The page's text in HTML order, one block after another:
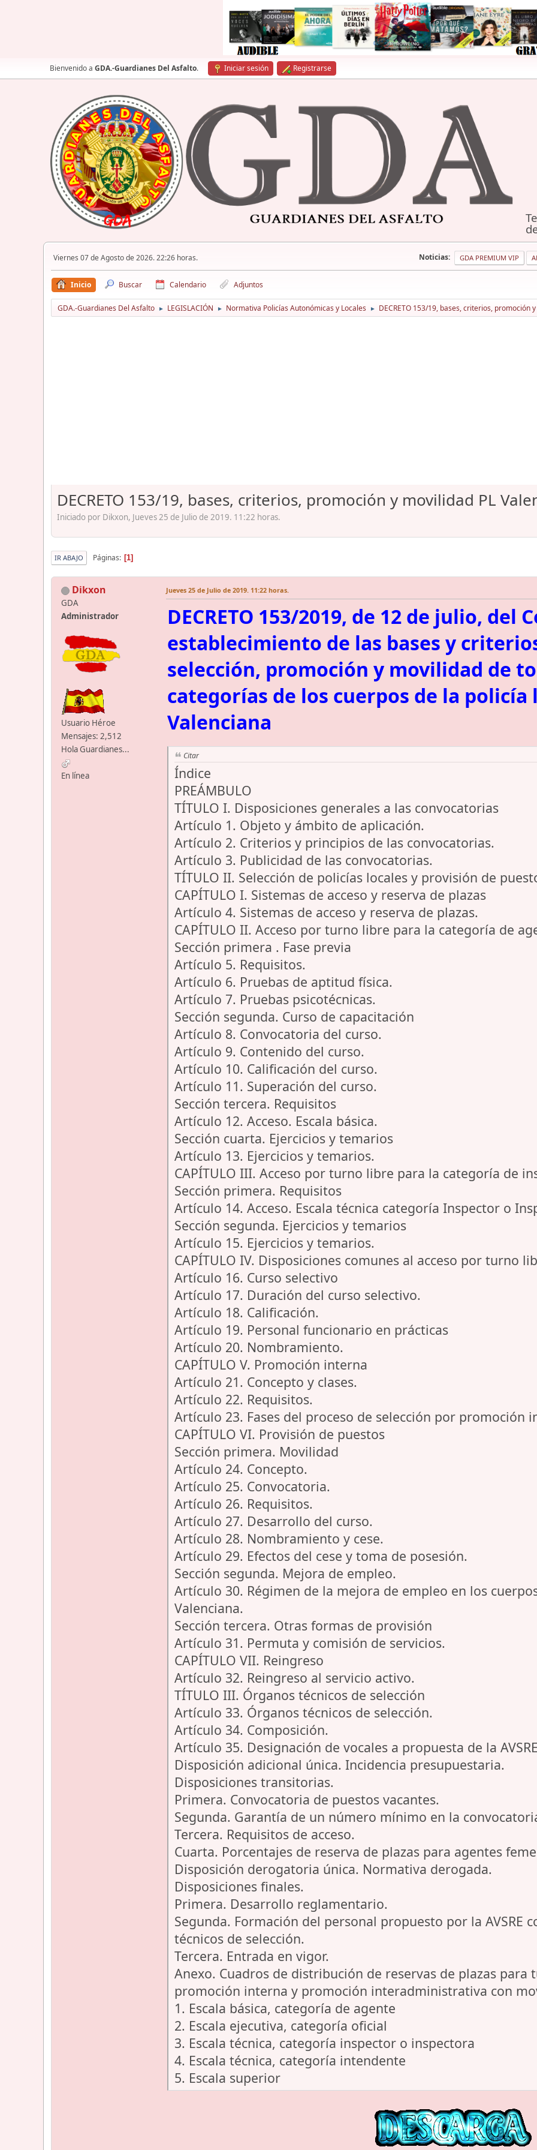
Bienvenido a GDA.-Guardianes Del Asfalto. Iniciar sesión Registrarse
Viernes 07 de Agosto de 2026. 22:26 horas. Noticias: GDA PREMIUM VIP
Inicio Buscar Calendario Adjuntos
GDA.-Guardianes Del Asfalto ► LEGISLACIÓN ► Normativa Policías Autonómicas y Locales ► DECRETO 153/19, bases, criterios, promoción
DECRETO 153/19, bases, criterios, promoción y movilidad PL
Iniciado por Dikxon, Jueves 25 de Julio de 2019. 11:22 horas.
IR ABAJO Páginas 1
Dikxon
GDA
Administrador
Usuario Héroe
Mensajes: 2,512
Hola Guardianes...
En línea
Jueves 25 de Julio de 2019. 11:22 horas.
DECRETO 153/2019, de 12 de julio, del
establecimiento de las bases y
selección, promoción y movilidad de
categorías de los cuerpos de la
Valenciana
Citar
Índice
PREÁMBULO
TÍTULO I. Disposiciones generales a las convocatorias
Artículo 1. Objeto y ámbito de aplicación.
Artículo 2. Criterios y principios de las convocatorias.
Artículo 3. Publicidad de las convocatorias.
TÍTULO II. Selección de policías locales y provisión de
CAPÍTULO I. Sistemas de acceso y reserva de plazas
Artículo 4. Sistemas de acceso y reserva de plazas.
CAPÍTULO II. Acceso por turno libre para la categoría de
Sección primera . Fase previa
Artículo 5. Requisitos.
Artículo 6. Pruebas de aptitud física.
Artículo 7. Pruebas psicotécnicas.
Sección segunda. Curso de capacitación
Artículo 8. Convocatoria del curso.
Artículo 9. Contenido del curso.
Artículo 10. Calificación del curso.
Artículo 11. Superación del curso.
Sección tercera. Requisitos
Artículo 12. Acceso. Escala básica.
Sección cuarta. Ejercicios y temarios
Artículo 13. Ejercicios y temarios.
CAPÍTULO III. Acceso por turno libre para la categoría de
Sección primera. Requisitos
Artículo 14. Acceso. Escala técnica categoría Inspector o
Sección segunda. Ejercicios y temarios
Artículo 15. Ejercicios y temarios.
CAPÍTULO IV. Disposiciones comunes al acceso por turno
Artículo 16. Curso selectivo
Artículo 17. Duración del curso selectivo.
Artículo 18. Calificación.
Artículo 19. Personal funcionario en prácticas
Artículo 20. Nombramiento.
CAPÍTULO V. Promoción interna
Artículo 21. Concepto y clases.
Artículo 22. Requisitos.
Artículo 23. Fases del proceso de selección por promoción
CAPÍTULO VI. Provisión de puestos
Sección primera. Movilidad
Artículo 24. Concepto.
Artículo 25. Convocatoria.
Artículo 26. Requisitos.
Artículo 27. Desarrollo del curso.
Artículo 28. Nombramiento y cese.
Artículo 29. Efectos del cese y toma de posesión.
Sección segunda. Mejora de empleo.
Artículo 30. Régimen de la mejora de empleo en los
Valenciana.
Sección tercera. Otras formas de provisión
Artículo 31. Permuta y comisión de servicios.
CAPÍTULO VII. Reingreso
Artículo 32. Reingreso al servicio activo.
TÍTULO III. Órganos técnicos de selección
Artículo 33. Órganos técnicos de selección.
Artículo 34. Composición.
Artículo 35. Designación de vocales a propuesta de la
Disposición adicional única. Incidencia presupuestaria.
Disposiciones transitorias.
Primera. Convocatoria de puestos vacantes.
Segunda. Garantía de un número mínimo en la
Tercera. Requisitos de acceso.
Cuarta. Porcentajes de reserva de plazas para agentes
Disposición derogatoria única. Normativa derogada.
Disposiciones finales.
Primera. Desarrollo reglamentario.
Segunda. Formación del personal propuesto por la AVSRE
técnicos de selección.
Tercera. Entrada en vigor.
Anexo. Cuadros de distribución de reservas de plazas
promoción interna y promoción interadministrativa con
1. Escala básica, categoría de agente
2. Escala ejecutiva, categoría oficial
3. Escala técnica, categoría inspector o inspectora
4. Escala técnica, categoría intendente
5. Escala superior